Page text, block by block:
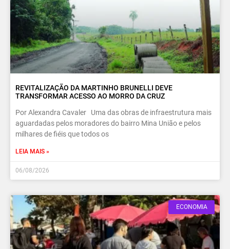
REVITALIZAÇÃO DA MARTINHO BRUNELLI DEVE
TRANSFORMAR ACESSO AO MORRO DA CRUZ
Por Alexandra Cavaler Uma das obras de infraestrutura mais
aguardadas pelos moradores do bairro Mina União e pelos
milhares de fiéis que todos os
LEIA MAIS »
06/08/2026
ECONOMIA